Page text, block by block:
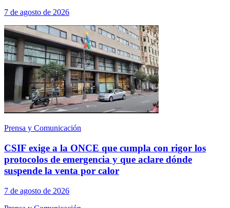
7 de agosto de 2026
Prensa y Comunicación
CSIF exige a la ONCE que cumpla con rigor los
protocolos de emergencia y que aclare dónde
suspende la venta por calor
7 de agosto de 2026